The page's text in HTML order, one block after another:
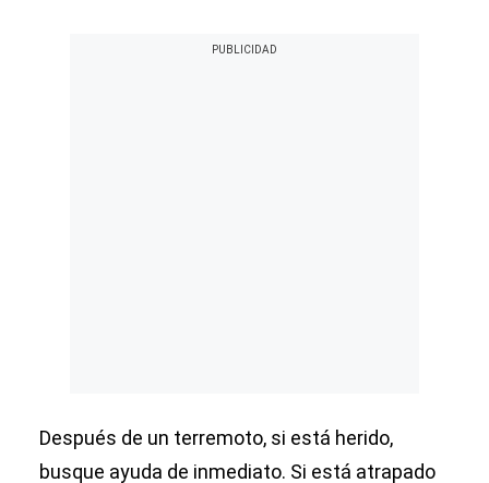
Después de un terremoto, si está herido,
busque ayuda de inmediato. Si está atrapado